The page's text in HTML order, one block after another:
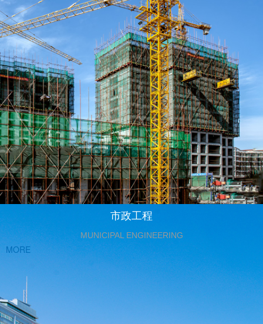
市政工程
MUNICIPAL ENGINEERING
MORE